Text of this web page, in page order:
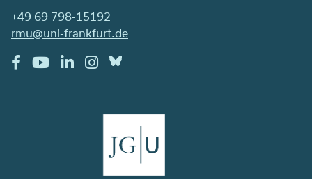
+49 69 798-15192
rmu@uni-frankfurt.de